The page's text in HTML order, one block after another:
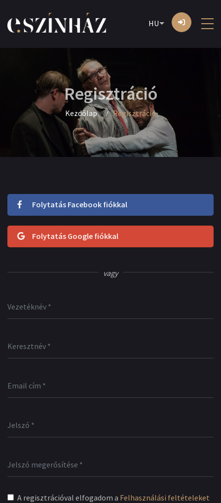
HU
Regisztráció
Kezdőlap Regisztráció
Folytatás Facebook fiókkal
Folytatás Google fiókkal
vagy
A regisztrációval elfogadom a Felhasználási feltételeket